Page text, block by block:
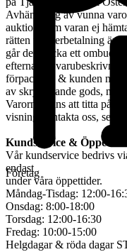
Avhämtning av vunna
auktion. Om varan ej
rätten till återbetalning är
går det skicka ett ombud.
efternamn,
förpackade & kunden
av skrymmande gods,
Varorna finns att titta på
visning kontakta oss, se
Kundservice & Öppettider
Vår kundservice bedrivs
endast
under våra öppettider.
Måndag-Tisdag: 12:00-
Onsdag: 8:00-18:00
Torsdag: 12:00-16:30
Fredag: 10:00-15:00
Helgdagar & röda dagar
Företag